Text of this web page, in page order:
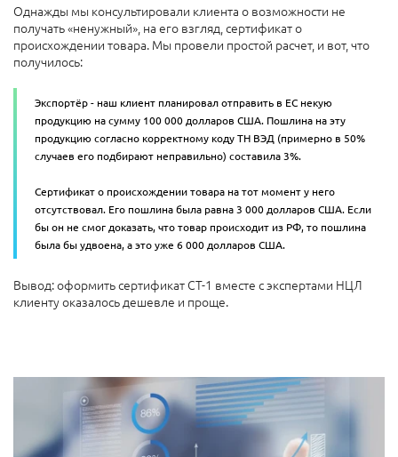
Однажды мы консультировали клиента о возможности не
получать «ненужный», на его взгляд, сертификат о
происхождении товара. Мы провели простой расчет, и вот, что
получилось:
Экспортёр - наш клиент планировал отправить в ЕС некую
продукцию на сумму 100 000 долларов США. Пошлина на эту
продукцию согласно корректному коду ТН ВЭД (примерно в 50%
случаев его подбирают неправильно) составила 3%.
Сертификат о происхождении товара на тот момент у него
отсутствовал. Его пошлина была равна 3 000 долларов США. Если
бы он не смог доказать, что товар происходит из РФ, то пошлина
была бы удвоена, а это уже 6 000 долларов США.
Вывод: оформить сертификат СТ-1 вместе с экспертами НЦЛ
клиенту оказалось дешевле и проще.